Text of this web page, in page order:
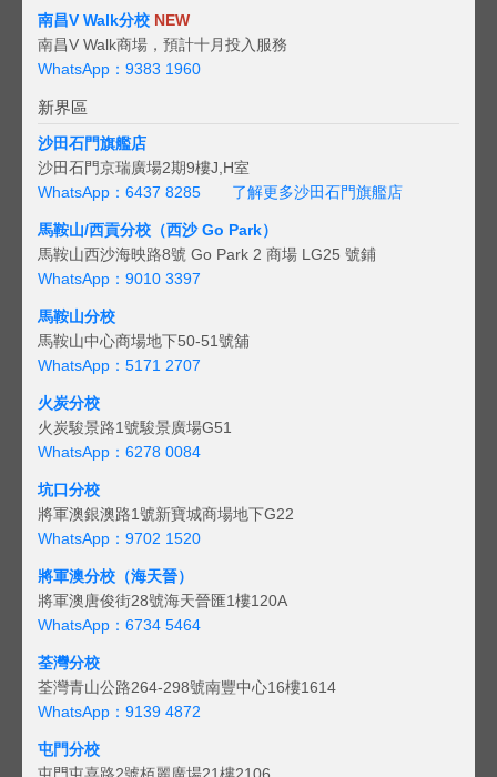
南昌V Walk分校 NEW
南昌V Walk商場，預計十月投入服務
WhatsApp：9383 1960
新界區
沙田石門旗艦店
沙田石門京瑞廣場2期9樓J,H室
WhatsApp：6437 8285
了解更多沙田石門旗艦店
馬鞍山/西貢分校（西沙 Go Park）
馬鞍山西沙海映路8號 Go Park 2 商場 LG25 號鋪
WhatsApp：9010 3397
馬鞍山分校
馬鞍山中心商場地下50-51號舖
WhatsApp：5171 2707
火炭分校
火炭駿景路1號駿景廣場G51
WhatsApp：6278 0084
坑口分校
將軍澳銀澳路1號新寶城商場地下G22
WhatsApp：9702 1520
將軍澳分校（海天晉）
將軍澳唐俊街28號海天晉匯1樓120A
WhatsApp：6734 5464
荃灣分校
荃灣青山公路264-298號南豐中心16樓1614
WhatsApp：9139 4872
屯門分校
屯門屯喜路2號栢麗廣場21樓2106